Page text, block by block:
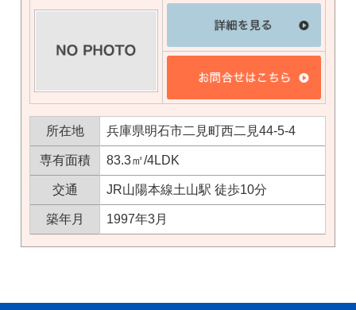
無料査定・売却相談
所在地 兵庫県明石市二見町西二見44-5-4
専有面積 83.3㎡/4LDK
交通 JR山陽本線土山駅 徒歩10分
築年月 1997年3月